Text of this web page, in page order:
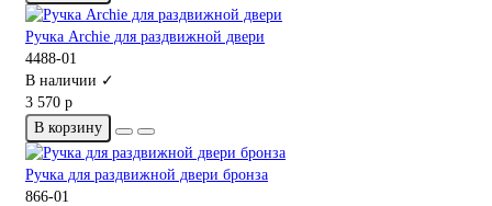
Ручка Archie для раздвижной двери
4488-01
В наличии ✓
3 570 р
В корзину
Ручка для раздвижной двери бронза
866-01